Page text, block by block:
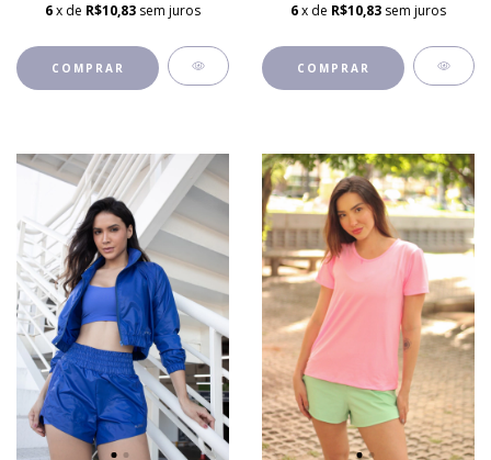
6x de R$10,83 sem juros
COMPRAR
6x de R$10,83 sem juros
COMPRAR